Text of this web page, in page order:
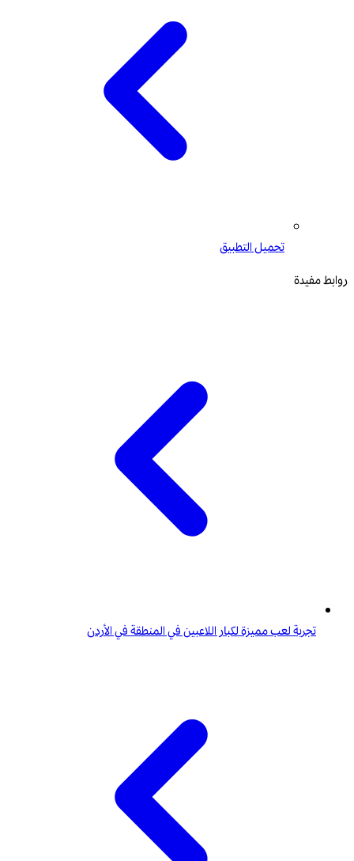
تحميل التطبيق
روابط مفيدة
تجربة لعب مميزة لكبار اللاعبين في المنطقة في الأردن